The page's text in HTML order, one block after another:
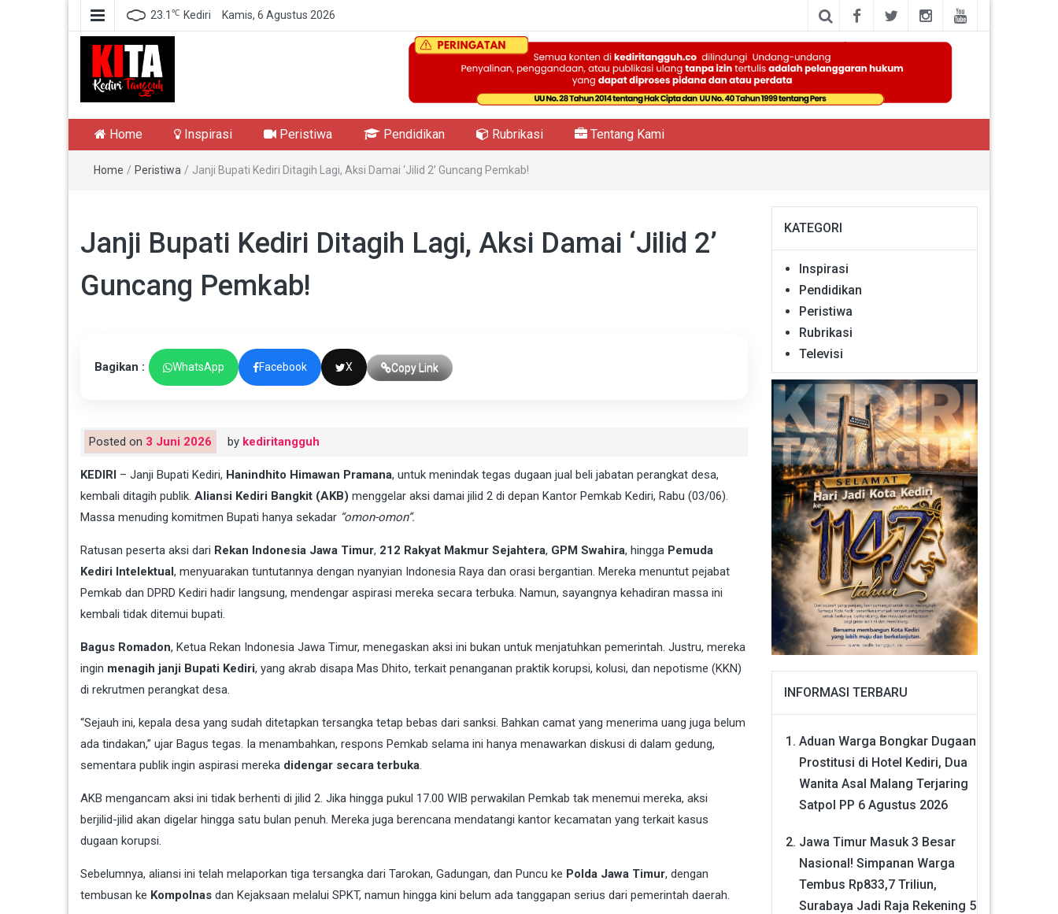
23.1 ℃ Kediri Kamis, 6 Agustus 2026
Kediri Tangguh
Home Inspirasi Peristiwa Pendidikan Rubrikasi Tentang Kami
Home / Peristiwa / Janji Bupati Kediri Ditagih Lagi, Aksi Damai ‘Jilid 2’ Guncang Pemkab!
Janji Bupati Kediri Ditagih Lagi, Aksi Damai ‘Jilid 2’
Guncang Pemkab!
Bagikan : WhatsApp Facebook X Copy Link
Posted on 3 Juni 2026 by kediritangguh
KEDIRI – Janji Bupati Kediri, Hanindhito Himawan Pramana, untuk menindak tegas dugaan jual beli jabatan perangkat desa,
kembali ditagih publik. Aliansi Kediri Bangkit (AKB) menggelar aksi damai jilid 2 di depan Kantor Pemkab Kediri, Rabu (03/06).
Massa menuding komitmen Bupati hanya sekadar “omon-omon”.
Ratusan peserta aksi dari Rekan Indonesia Jawa Timur, 212 Rakyat Makmur Sejahtera, GPM Swahira, hingga Pemuda
Kediri Intelektual, menyuarakan tuntutannya dengan nyanyian Indonesia Raya dan orasi bergantian. Mereka menuntut pejabat
Pemkab dan DPRD Kediri hadir langsung, mendengar aspirasi mereka secara terbuka. Namun, sayangnya kehadiran massa ini
kembali tidak ditemui bupati.
Bagus Romadon, Ketua Rekan Indonesia Jawa Timur, menegaskan aksi ini bukan untuk menjatuhkan pemerintah. Justru, mereka
ingin menagih janji Bupati Kediri, yang akrab disapa Mas Dhito, terkait penanganan praktik korupsi, kolusi, dan nepotisme (KKN)
di rekrutmen perangkat desa.
“Sejauh ini, kepala desa yang sudah ditetapkan tersangka tetap bebas dari sanksi. Bahkan camat yang menerima uang juga belum
ada tindakan,” ujar Bagus tegas. Ia menambahkan, respons Pemkab selama ini hanya menawarkan diskusi di dalam gedung,
sementara publik ingin aspirasi mereka didengar secara terbuka.
AKB mengancam aksi ini tidak berhenti di jilid 2. Jika hingga pukul 17.00 WIB perwakilan Pemkab tak menemui mereka, aksi
berjilid-jilid akan digelar hingga satu bulan penuh. Mereka juga berencana mendatangi kantor kecamatan yang terkait kasus
dugaan korupsi.
Sebelumnya, aliansi ini telah melaporkan tiga tersangka dari Tarokan, Gadungan, dan Puncu ke Polda Jawa Timur, dengan
tembusan ke Kompolnas dan Kejaksaan melalui SPKT, namun hingga kini belum ada tanggapan serius dari pemerintah daerah.
KATEGORI
Inspirasi
Pendidikan
Peristiwa
Rubrikasi
Televisi
INFORMASI TERBARU
Aduan Warga Bongkar Dugaan
Prostitusi di Hotel Kediri, Dua
Wanita Asal Malang Terjaring
Satpol PP 6 Agustus 2026
Jawa Timur Masuk 3 Besar
Nasional! Simpanan Warga
Tembus Rp833,7 Triliun,
Surabaya Jadi Raja Rekening 5